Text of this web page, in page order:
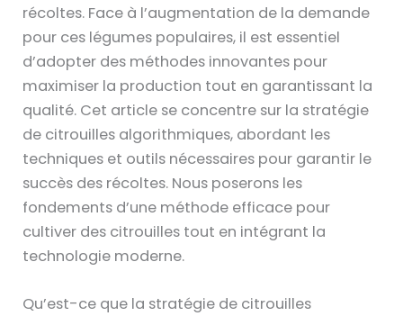
récoltes. Face à l’augmentation de la demande
pour ces légumes populaires, il est essentiel
d’adopter des méthodes innovantes pour
maximiser la production tout en garantissant la
qualité. Cet article se concentre sur la stratégie
de citrouilles algorithmiques, abordant les
techniques et outils nécessaires pour garantir le
succès des récoltes. Nous poserons les
fondements d’une méthode efficace pour
cultiver des citrouilles tout en intégrant la
technologie moderne.
Qu’est-ce que la stratégie de citrouilles